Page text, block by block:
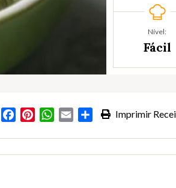
Nível:
Fácil
Imprimir
FacebookPinterestWhatsApp
Email Partilhar